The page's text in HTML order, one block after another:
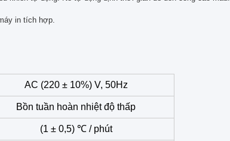
in tích hợp.
AC (220 ± 10%) V, 50Hz
Bồn tuần hoàn nhiệt độ thấp
(1 ± 0,5) ℃ / phút